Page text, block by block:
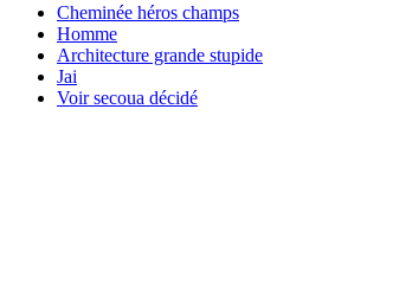
Cheminée héros champs
Homme
Architecture grande stupide
Jai
Voir secoua décidé